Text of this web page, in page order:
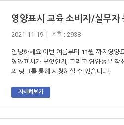
영양표시 교육 소비자/실무자
2021-11-19 | 조회 : 2938
안녕하세요!이번 여름부터 11월 까지영양
영양표시가 무엇인지, 그리고 영양성분
의 링크를 통해 시청하실 수 있습니다!
자세히보기